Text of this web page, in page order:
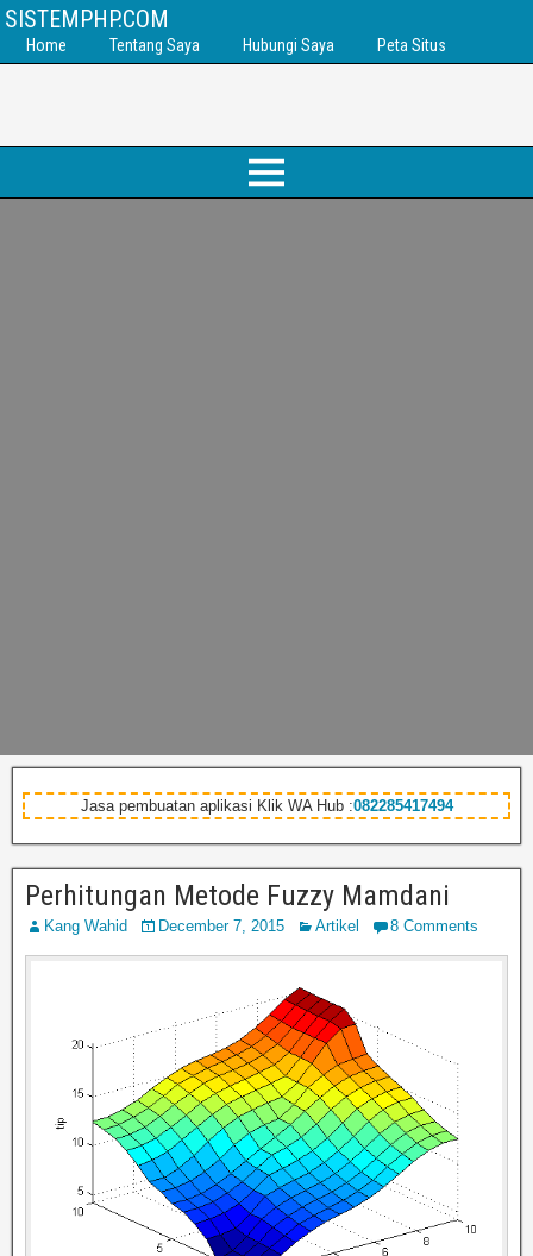
SISTEMPHP.COM
Home Tentang Saya Hubungi Saya Peta Situs
Jasa pembuatan aplikasi Klik WA Hub :082285417494
Perhitungan Metode Fuzzy Mamdani
Kang Wahid December 7, 2015 Artikel 8 Comments